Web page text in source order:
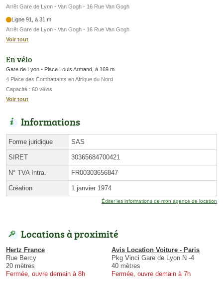
Arrêt Gare de Lyon - Van Gogh - 16 Rue Van Gogh
Ligne 91, à 31 m
Arrêt Gare de Lyon - Van Gogh - 16 Rue Van Gogh
Voir tout
En vélo
Gare de Lyon - Place Louis Armand, à 169 m
4 Place des Combattants en Afrique du Nord
Capacité : 60 vélos
Voir tout
Informations
Forme juridique SAS
SIRET 30365684700421
N° TVA Intra. FR00303656847
Création 1 janvier 1974
Éditer les informations de mon agence de location
Locations à proximité
Hertz France
Rue Bercy
20 mètres
Fermée, ouvre demain à 8h
Avis Location Voiture - Paris
Pkg Vinci Gare de Lyon N -4
40 mètres
Fermée, ouvre demain à 7h